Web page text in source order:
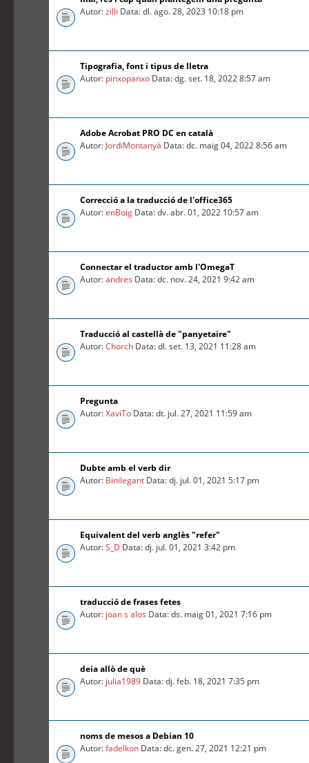
Autor:zilli Data: dl. ago. 28, 2023 10:18 pm
Tipografia, font i tipus de lletra
Autor: pinxopanxo Data: dg. set. 18, 2022 8:57 am
Adobe Acrobat PRO DC en català
Autor: JordiMontanyà Data: dc. maig 04, 2022 8:56 am
Correcció a la traducció de l'office365
Autor:enBoig Data: dv. abr. 01, 2022 10:57 am
Connectar el traductor amb l'OmegaT
Autor:andres Data: dc. nov. 24, 2021 9:42 am
Traducció al castellà de "panyetaire"
Autor:Chorch Data: dl. set. 13, 2021 11:28 am
Pregunta
Autor:XaviTo Data: dt. jul. 27, 2021 11:59 am
Dubte amb el verb dir
Autor: Binilegant Data: dj. jul. 01, 2021 5:17 pm
Equivalent del verb anglès "refer"
Autor:S_D Data: dj. jul. 01, 2021 3:42 pm
traducció de frases fetes
Autor: joan s alos Data: ds. maig 01, 2021 7:16 pm
deia allò de què
Autor: julia1989 Data: dj. feb. 18, 2021 7:35 pm
noms de mesos a Debian 10
Autor:fadelkon Data: dc. gen. 27, 2021 12:21 pm